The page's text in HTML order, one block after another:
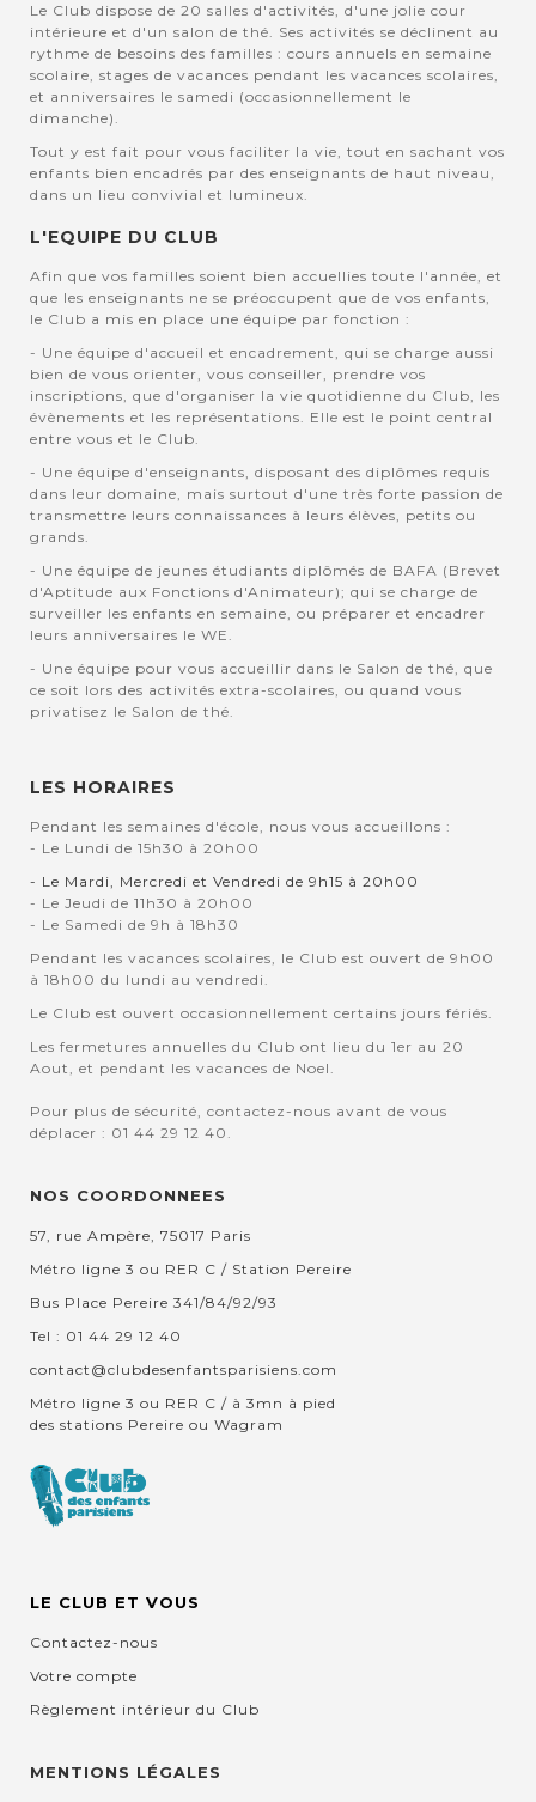
Le Club dispose de 20 salles d'activités, d'une jolie cour
intérieure et d'un salon de thé. Ses activités se déclinent au
rythme de besoins des familles : cours annuels en semaine
scolaire, stages de vacances pendant les vacances scolaires,
et anniversaires le samedi (occasionnellement le
dimanche).
Tout y est fait pour vous faciliter la vie, tout en sachant vos
enfants bien encadrés par des enseignants de haut niveau,
dans un lieu convivial et lumineux.
L'EQUIPE DU CLUB
Afin que vos familles soient bien accuellies toute l'année, et
que les enseignants ne se préoccupent que de vos enfants,
le Club a mis en place une équipe par fonction :
- Une équipe d'accueil et encadrement, qui se charge aussi
bien de vous orienter, vous conseiller, prendre vos
inscriptions, que d'organiser la vie quotidienne du Club, les
évènements et les représentations. Elle est le point central
entre vous et le Club.
- Une équipe d'enseignants, disposant des diplômes requis
dans leur domaine, mais surtout d'une très forte passion de
transmettre leurs connaissances à leurs élèves, petits ou
grands.
- Une équipe de jeunes étudiants diplômés de BAFA (Brevet
d'Aptitude aux Fonctions d'Animateur); qui se charge de
surveiller les enfants en semaine, ou préparer et encadrer
leurs anniversaires le WE.
- Une équipe pour vous accueillir dans le Salon de thé, que
ce soit lors des activités extra-scolaires, ou quand vous
privatisez le Salon de thé.
LES HORAIRES
Pendant les semaines d'école, nous vous accueillons :
- Le Lundi de 15h30 à 20h00
- Le Mardi, Mercredi et Vendredi de 9h15 à 20h00
- Le Jeudi de 11h30 à 20h00
- Le Samedi de 9h à 18h30
Pendant les vacances scolaires, le Club est ouvert de 9h00
à 18h00 du lundi au vendredi.
Le Club est ouvert occasionnellement certains jours fériés.
Les fermetures annuelles du Club ont lieu du 1er au 20
Aout, et pendant les vacances de Noel.
Pour plus de sécurité, contactez-nous avant de vous
déplacer : 01 44 29 12 40.
NOS COORDONNEES
57, rue Ampère, 75017 Paris
Métro ligne 3 ou RER C / Station Pereire
Bus Place Pereire 341/84/92/93
Tel : 01 44 29 12 40
contact@clubdesenfantsparisiens.com
Métro ligne 3 ou RER C / à 3mn à pied
des stations Pereire ou Wagram
LE CLUB ET VOUS
Contactez-nous
Votre compte
Règlement intérieur du Club
MENTIONS LÉGALES